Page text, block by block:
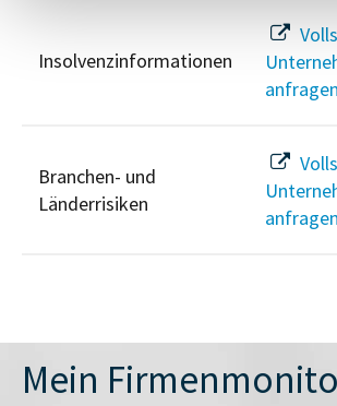
Insolvenzinformationen
anfragen
Branchen- und
Länderrisiken
anfragen
Mein